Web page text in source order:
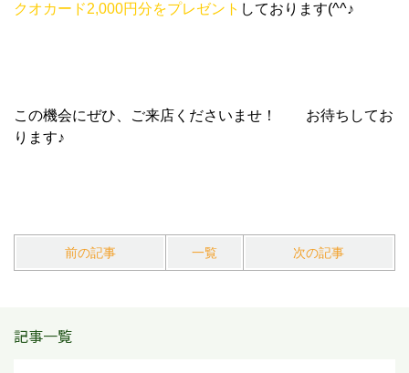
クオカード2,000円分をプレゼント しております(^^♪
この機会にぜひ、ご来店くださいませ！ お待ちしてお
ります♪
前の記事 一覧 次の記事
記事一覧